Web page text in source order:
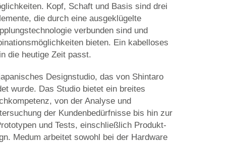
Kopf, Schaft und Basis sind drei
die durch eine ausgeklügelte
verbunden sind und
bieten. Ein kabelloses
die heutige Zeit passt.
Designstudio, das von Shintaro
wurde. Das Studio bietet ein breites
von der Analyse und
der Kundenbedürfnisse bis hin zur
und Tests, einschließlich Produkt-
Medum arbeitet sowohl bei der Hardware